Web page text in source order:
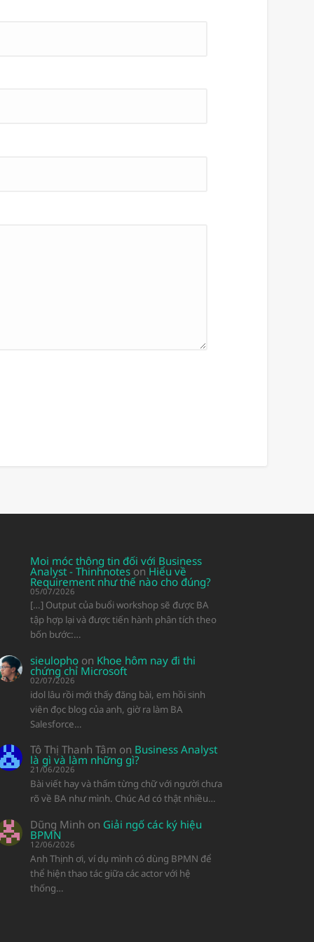
Moi móc thông tin đối với Business
Analyst - Thinhnotes on Hiểu về
Requirement như thế nào cho đúng?
05/07/2026
[…] Output của buổi workshop sẽ được BA
tập hợp lại và được tiến hành phân tích theo
bốn bước:…
sieulopho on Khoe hôm nay đi thi
chứng chỉ Microsoft
02/07/2026
idol lâu rồi mới thấy đăng bài, em hồi sinh
viên đọc blog của anh, giờ ra làm BA
Salesforce…
Tô Thị Thanh Tâm on Business Analyst
là gì và làm những gì?
21/06/2026
Bài viết hay và thấm từng chữ với người chưa
rõ về BA như mình. Chúc Ad có thật nhiều…
Dũng Minh on Giải ngố các ký hiệu
BPMN
12/06/2026
Anh Thịnh ơi, ví dụ mình có dùng BPMN để
thể hiện thao tác giữa các actor với hệ
thống…